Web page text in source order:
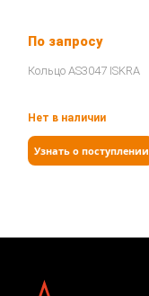
По запросу
Кольцо AS3047 ISKRA
Нет в наличии
Узнать о поступлении